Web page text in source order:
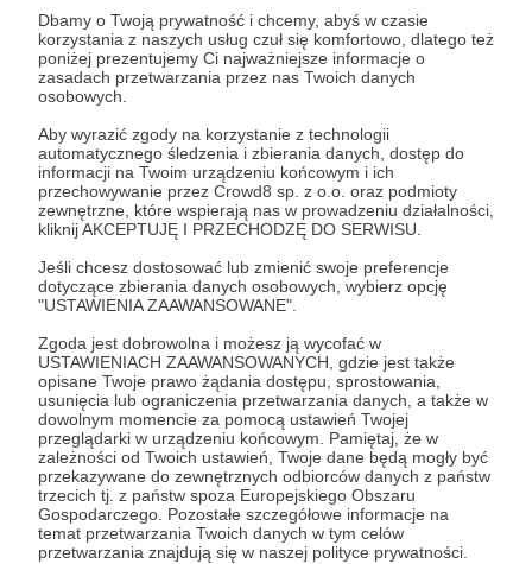
Dbamy o Twoją prywatność i chcemy, abyś w czasie
korzystania z naszych usług czuł się komfortowo, dlatego też
poniżej prezentujemy Ci najważniejsze informacje o
zasadach przetwarzania przez nas Twoich danych
osobowych.
Aby wyrazić zgody na korzystanie z technologii
automatycznego śledzenia i zbierania danych, dostęp do
informacji na Twoim urządzeniu końcowym i ich
przechowywanie przez Crowd8 sp. z o.o. oraz podmioty
zewnętrzne, które wspierają nas w prowadzeniu działalności,
kliknij AKCEPTUJĘ I PRZECHODZĘ DO SERWISU.
Jeśli chcesz dostosować lub zmienić swoje preferencje
dotyczące zbierania danych osobowych, wybierz opcję
"USTAWIENIA ZAAWANSOWANE".
Zgoda jest dobrowolna i możesz ją wycofać w
USTAWIENIACH ZAAWANSOWANYCH, gdzie jest także
opisane Twoje prawo żądania dostępu, sprostowania,
usunięcia lub ograniczenia przetwarzania danych, a także w
dowolnym momencie za pomocą ustawień Twojej
przeglądarki w urządzeniu końcowym. Pamiętaj, że w
zależności od Twoich ustawień, Twoje dane będą mogły być
przekazywane do zewnętrznych odbiorców danych z państw
trzecich tj. z państw spoza Europejskiego Obszaru
Gospodarczego. Pozostałe szczegółowe informacje na
temat przetwarzania Twoich danych w tym celów
przetwarzania znajdują się w naszej polityce prywatności.
co jest tendencją trwałą i diagnozowaną przez Centrum
Lewady, jedyny w rosji ośrodek badawczy, który zachował
niezależność od władz.
poparcie dla wojny Centrum Lewady NATO
Dołącz do grona Patronów!
Wesprzyj działalność AutoraMarcin Ogdowski
już
teraz!
Zostań Patronem